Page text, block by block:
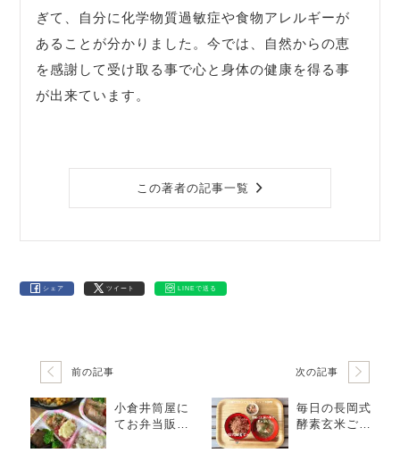
ぎて、自分に化学物質過敏症や食物アレルギーが
あることが分かりました。今では、自然からの恵
を感謝して受け取る事で心と身体の健康を得る事
が出来ています。
この著者の記事一覧
シェア ツイート LINEで送る
前の記事
小倉井筒屋に
てお弁当販売
次の記事
毎日の長岡式
酵素玄米ご飯